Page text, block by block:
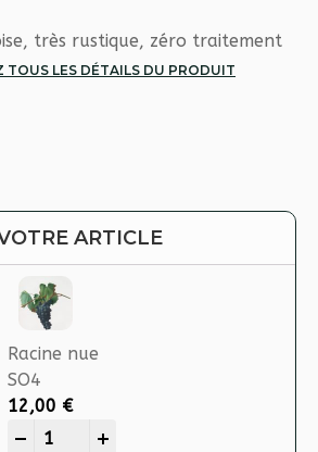
très rustique, zéro traitement
TOUS LES DÉTAILS DU PRODUIT
ARTICLE
Racine nue
SO4
12,00 €
ISABELLE quantity
+